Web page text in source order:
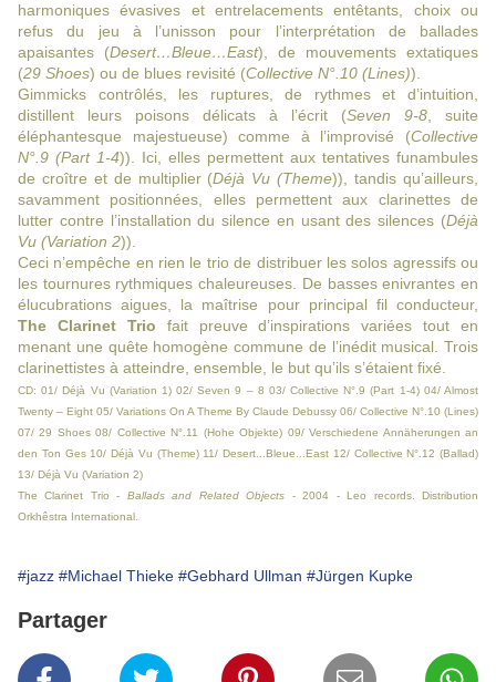
harmoniques évasives et entrelacements entêtants, choix ou
refus du jeu à l’unisson pour l’interprétation de ballades
apaisantes (Desert…Bleue…East), de mouvements extatiques
(29 Shoes) ou de blues revisité (Collective N°.10 (Lines)).
Gimmicks contrôlés, les ruptures, de rythmes et d’intuition,
distillent leurs poisons délicats à l’écrit (Seven 9-8 , suite
éléphantesque majestueuse) comme à l’improvisé (Collective
N°.9 (Part 1-4)). Ici, elles permettent aux tentatives funambules
de croître et de multiplier (Déjà Vu (Theme)), tandis qu’ailleurs,
savamment positionnées, elles permettent aux clarinettes de
lutter contre l’installation du silence en usant des silences (Déjà
Vu (Variation 2)).
Ceci n’empêche en rien le trio de distribuer les solos agressifs ou
les tournures rythmiques chaleureuses. De basses enivrantes en
élucubrations aigues, la maîtrise pour principal fil conducteur,
The Clarinet Trio fait preuve d’inspirations variées tout en
menant une quête homogène commune de l’inédit musical. Trois
clarinettistes à atteindre, ensemble, le but qu’ils s’étaient fixé.
CD: 01/ Déjà Vu (Variation 1) 02/ Seven 9 – 8 03/ Collective N°.9 (Part 1-4) 04/ Almost
Twenty – Eight 05/ Variations On A Theme By Claude Debussy 06/ Collective N°.10 (Lines)
07/ 29 Shoes 08/ Collective N°.11 (Hohe Objekte) 09/ Verschiedene Annäherungen an
den Ton Ges 10/ Déjà Vu (Theme) 11/ Desert...Bleue...East 12/ Collective N°.12 (Ballad)
13/ Déjà Vu (Variation 2)
The Clarinet Trio - Ballads and Related Objects - 2004 - Leo records. Distribution
Orkhêstra International.
#jazz #Michael Thieke #Gebhard Ullman #Jürgen Kupke
Partager